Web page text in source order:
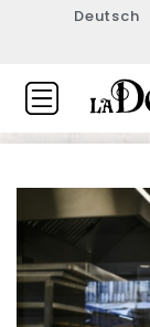
Deutsch